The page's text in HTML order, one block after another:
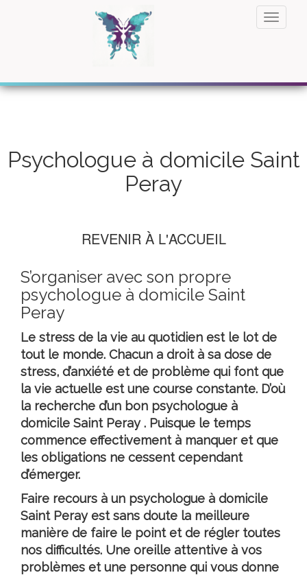
Psychologue à domicile Saint
Peray
REVENIR À L'ACCUEIL
S’organiser avec son propre
psychologue à domicile Saint
Peray
Le stress de la vie au quotidien est le lot de
tout le monde. Chacun a droit à sa dose de
stress, d’anxiété et de problème qui font que
la vie actuelle est une course constante. D’où
la recherche d’un bon psychologue à
domicile Saint Peray. Puisque le temps
commence effectivement à manquer et que
les obligations ne cessent cependant
d’émerger.
Faire recours à un psychologue à domicile
Saint Perayest sans doute la meilleure
manière de faire le point et de régler toutes
nos difficultés. Une oreille attentive à vos
problèmes et une personne qui vous donne